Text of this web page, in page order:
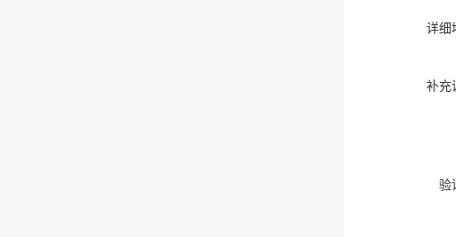
详细
补充
验